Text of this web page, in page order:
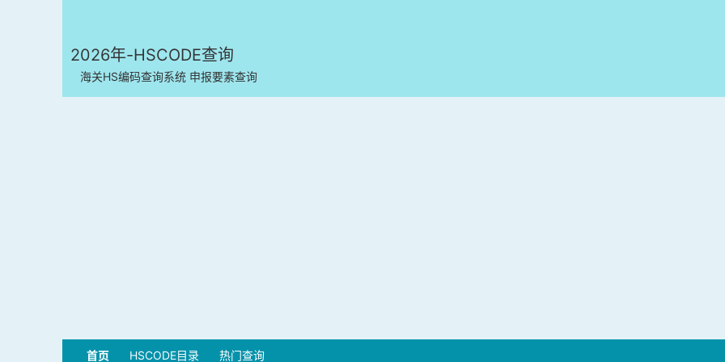
2026年-HSCODE查询
海关HS编码查询系统 申报要素查询
首页 HSCODE目录 热门查询